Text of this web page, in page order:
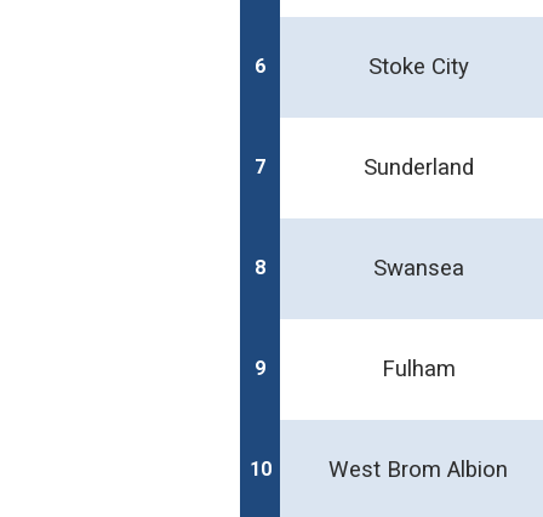
6 Stoke City
7 Sunderland
8 Swansea
9 Fulham
10 West Brom Albion